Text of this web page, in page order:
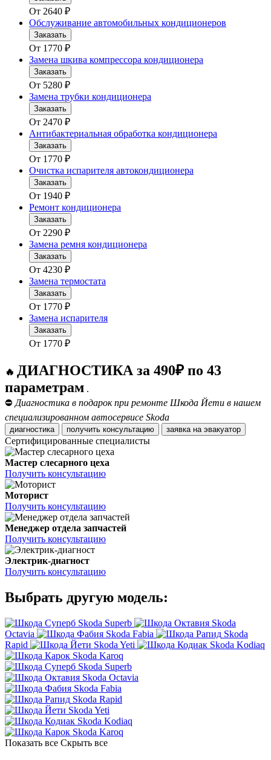
От 2640 ₽
Обслуживание автомобильных кондиционеров
Заказать
От 1770 ₽
Замена шкива компрессора кондиционера
Заказать
От 5280 ₽
Замена трубки кондиционера
Заказать
От 2470 ₽
Антибактериальная обработка кондиционера
Заказать
От 1770 ₽
Очистка испарителя автокондиционера
Заказать
От 1940 ₽
Ремонт кондиционера
Заказать
От 2290 ₽
Замена ремня кондиционера
Заказать
От 4230 ₽
Замена термостата
Заказать
От 1770 ₽
Замена испарителя
Заказать
От 1770 ₽
🔥 ДИАГНОСТИКА за 490₽ по 43
параметрам .
⛔ Диагностика в подарок при ремонте Шкода Йети в нашем
специализированном автосервисе Skoda
диагностика получить консультацию заявка на эвакуатор
Сертифицированные специалисты
Мастер слесарного цеха
Получить консультацию
Моторист
Получить консультацию
Менеджер отдела запчастей
Получить консультацию
Электрик-диагност
Получить консультацию
Выбрать другую модель:
Skoda Superb
Skoda
Octavia
Skoda Fabia
Skoda
Rapid
Skoda Yeti
Skoda Kodiaq
Skoda Karoq
Skoda Superb
Skoda Octavia
Skoda Fabia
Skoda Rapid
Skoda Yeti
Skoda Kodiaq
Skoda Karoq
Показать все Скрыть все